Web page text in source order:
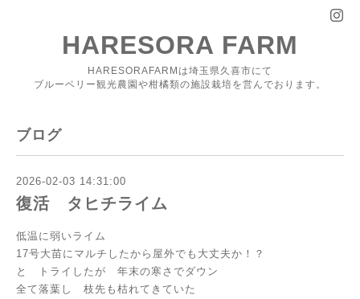
HARESORA FARM
HARESORAFARMは埼玉県久喜市にて
ブルーベリー観光農園や柑橘類の施設栽培を営んでおります。
ブログ
2026-02-03 14:31:00
復活 タヒチライム
低温に弱いライム
17号大苗にマルチしたから屋外でも大丈夫か！？
と トライしたが 年末の寒さでダウン
全て落葉し 枝先も枯れてきていた